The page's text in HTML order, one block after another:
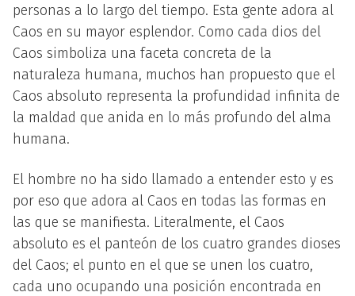
personas a lo largo del tiempo. Esta gente adora al
Caos en su mayor esplendor. Como cada dios del
Caos simboliza una faceta concreta de la
naturaleza humana, muchos han propuesto que el
Caos absoluto representa la profundidad infinita de
la maldad que anida en lo más profundo del alma
humana.
El hombre no ha sido llamado a entender esto y es
por eso que adora al Caos en todas las formas en
las que se manifiesta. Literalmente, el Caos
absoluto es el panteón de los cuatro grandes dioses
del Caos; el punto en el que se unen los cuatro,
cada uno ocupando una posición encontrada en